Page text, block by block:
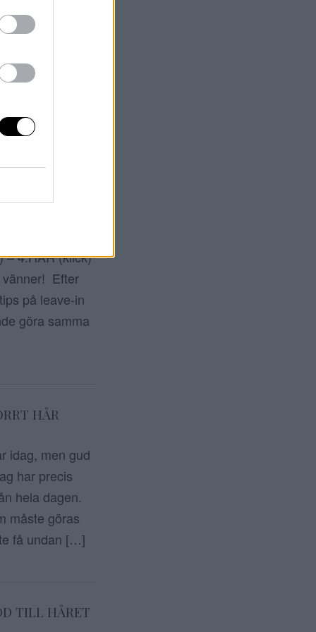
– 6.LÄNK
Nu försöker
konstigt
– 4.HÄR (klick)
vänner! Efter
på leave-in
göra samma
HÅR
idag, men gud
har precis
hela dagen.
måste göras
få undan […]
TILL HÅRET